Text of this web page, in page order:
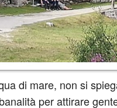
di mare, non si
per attirare